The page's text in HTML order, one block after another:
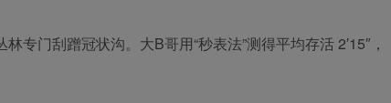
专门刮蹭冠状沟。大B哥用“秒表法”测得平均存活 2′15″，